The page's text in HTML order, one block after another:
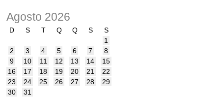
Agosto 2026
D S T Q Q S
S
1
2
3 4 5 6 7
8
9
10 11 12 13 14
15
16
17 18 19 20 21
22
23
24 25 26 27 28
29
30
31